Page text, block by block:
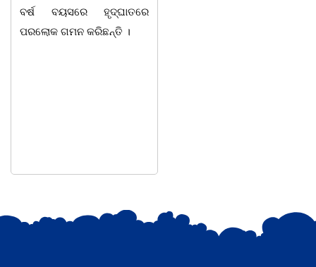
ବର୍ଷ ବୟସରେ ହୃଦ୍ଘାତରେ
ପରଲୋକ ଗମନ କରିଛନ୍ତି ।